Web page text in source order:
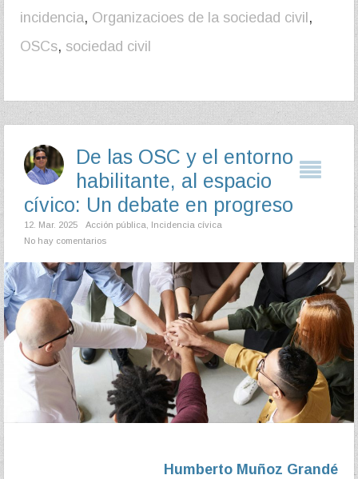
incidencia, Organizacioes de la sociedad civil,
OSCs, sociedad civil
De las OSC y el entorno
habilitante, al espacio
cívico: Un debate en progreso
12. Mar. 2025 Acción pública
Incidencia cívica
No hay comentarios
Humberto Muñoz Grandé